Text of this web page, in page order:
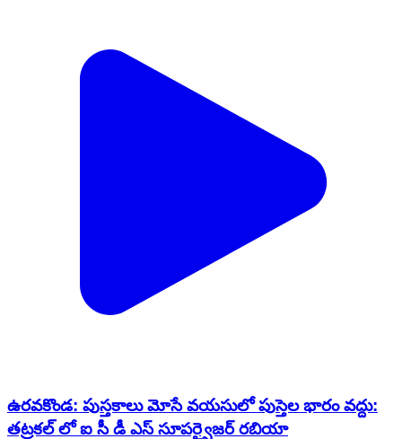
ఉరవకొండ: పుస్తకాలు మోసే వయసులో పుస్తెల భారం వద్దు:
తట్రకల్ లో ఐ సీ డీ ఎస్ సూపర్వైజర్ రబియా